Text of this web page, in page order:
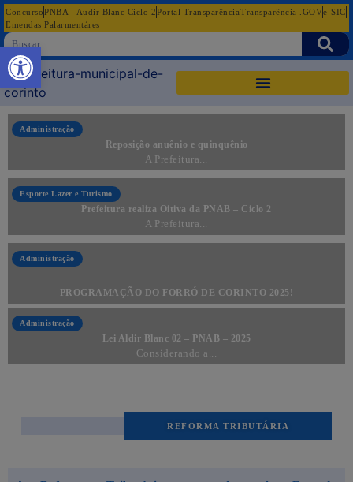
ConcursoPNBA - Audir Blanc Ciclo 2Portal TransparênciaTransparência .GOVe-SIC
Emendas Palarmentáres
Administração
Reposição anuênio e quinquênio
A Prefeitura...
Esporte Lazer e Turismo
Prefeitura realiza Oitiva da PNAB – Ciclo 2
A Prefeitura...
Administração
PROGRAMAÇÃO DO FORRÓ DE CORINTO 2025!
Administração
Lei Aldir Blanc 02 – PNAB – 2025
Considerando a...
REFORMA TRIBUTÁRIA
Abrir a barra de ferramentas